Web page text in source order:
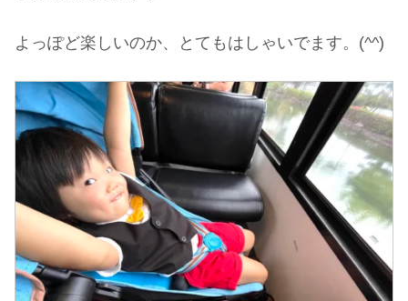
よっぽど楽しいのか、とてもはしゃいでます。(^^)